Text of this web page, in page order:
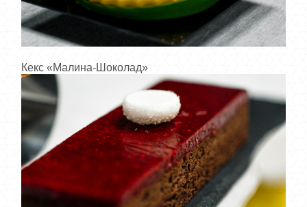
Кекс «Малина-Шоколад»